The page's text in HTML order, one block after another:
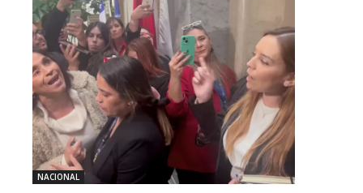
NACIONAL